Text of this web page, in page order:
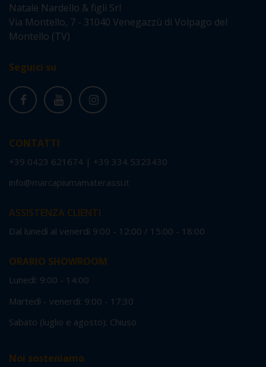
Natale Nardello & figli Srl
Via Montello, 7 - 31040 Venegazzù di Volpago del
Montello (TV)
Seguici su
CONTATTI
+39 0423 621674 | +39 334 5323430
info@marcapiumamaterassi.it
ASSISTENZA CLIENTI
Dal lunedì al venerdì 9:00 - 12:00 / 15:00 - 18:00
ORARIO SHOWROOM
Lunedì: 9:00 - 14:00
Martedì - venerdì: 9:00 - 17:30
Sabato (luglio e agosto): Chiuso
Noi sosteniamo